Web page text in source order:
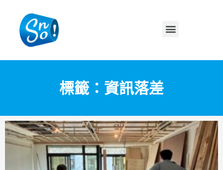
標籤：資訊落差